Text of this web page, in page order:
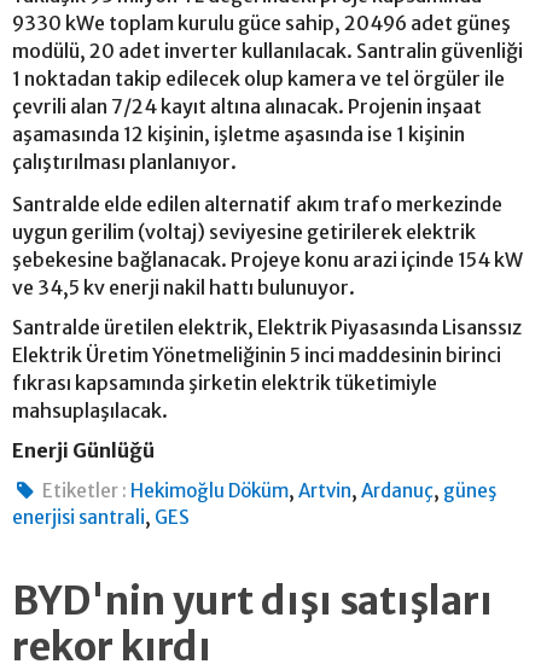
9330 kWe toplam kurulu güce sahip, 20496 adet güneş
modülü, 20 adet inverter kullanılacak. Santralin güvenliği
1 noktadan takip edilecek olup kamera ve tel örgüler ile
çevrili alan 7/24 kayıt altına alınacak. Projenin inşaat
aşamasında 12 kişinin, işletme aşasında ise 1 kişinin
çalıştırılması planlanıyor.
Santralde elde edilen alternatif akım trafo merkezinde
uygun gerilim (voltaj) seviyesine getirilerek elektrik
şebekesine bağlanacak. Projeye konu arazi içinde 154 kW
ve 34,5 kv enerji nakil hattı bulunuyor.
Santralde üretilen elektrik, Elektrik Piyasasında Lisanssız
Elektrik Üretim Yönetmeliğinin 5 inci maddesinin birinci
fıkrası kapsamında şirketin elektrik tüketimiyle
mahsuplaşılacak.
Enerji Günlüğü
Etiketler : Hekimoğlu Döküm,Artvin,Ardanuç, güneş
enerjisi santrali, GES
BYD'nin yurt dışı satışları
rekor kırdı